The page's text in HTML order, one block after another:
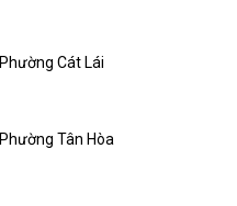
Cát Lái
Tân Hòa